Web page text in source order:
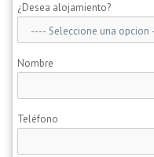
¿Desea alojamiento?
Nombre
Teléfono